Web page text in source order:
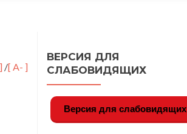
/[ A- ]
ВЕРСИЯ ДЛЯ
СЛАБОВИДЯЩИХ
Версия для слабовидящих